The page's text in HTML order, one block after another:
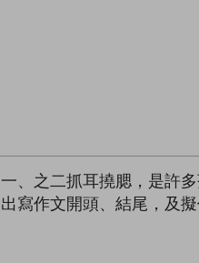
、之二抓耳撓腮，是許多
寫作文開頭、結尾，及